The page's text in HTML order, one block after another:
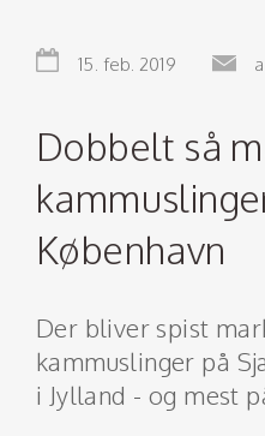
15. feb. 2019
Dobbelt så
København
Der bliver spist
kammuslinger på
i Jylland - og mest